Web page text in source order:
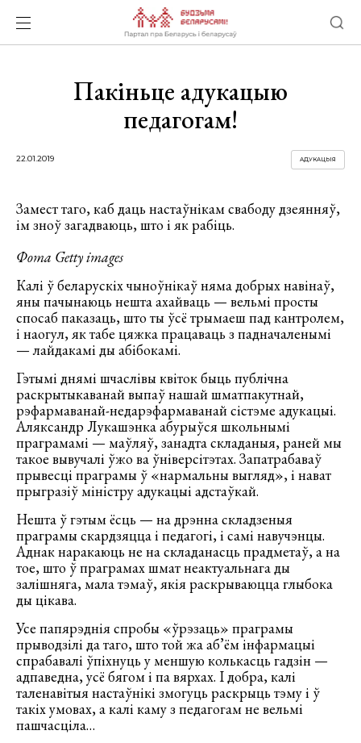
Пакіньце адукацыю
педагогам!
22.01.2019 АДУКАЦЫЯ
Замест таго, каб даць настаўнікам свабоду дзеянняў,
ім зноў загадваюць, што і як рабіць.
Фота Getty images
Калі ў беларускіх чыноўнікаў няма добрых навінаў,
яны пачынаюць нешта ахайваць — вельмі просты
спосаб паказаць, што ты ўсё трымаеш пад кантролем,
і наогул, як табе цяжка працаваць з падначаленымі
— лайдакамі ды абібокамі.
Гэтымі днямі шчаслівы квіток быць публічна
раскрытыкаванай выпаў нашай шматпакутнай,
рэфармаванай-недарэфармаванай сістэме адукацыі.
Аляксандр Лукашэнка абурыўся школьнымі
праграмамі — маўляў, занадта складаныя, раней мы
такое вывучалі ўжо ва ўніверсітэтах. Запатрабаваў
прывесці праграмы ў «нармальны выгляд», і нават
прыгразіў міністру адукацыі адстаўкай.
Нешта ў гэтым ёсць — на дрэнна складзеныя
праграмы скардзяцца і педагогі, і самі навучэнцы.
Аднак наракаюць не на складанасць прадметаў, а на
тое, што ў праграмах шмат неактуальнага ды
залішняга, мала тэмаў, якія раскрываюцца глыбока
ды цікава.
Усе папярэднія спробы «ўрэзаць» праграмы
прыводзілі да таго, што той жа аб’ём інфармацыі
спрабавалі ўпіхнуць у меншую колькасць гадзін —
адпаведна, усё бягом і па вярхах. І добра, калі
таленавітыя настаўнікі змогуць раскрыць тэму і ў
такіх умовах, а калі каму з педагогам не вельмі
пашчасціла…